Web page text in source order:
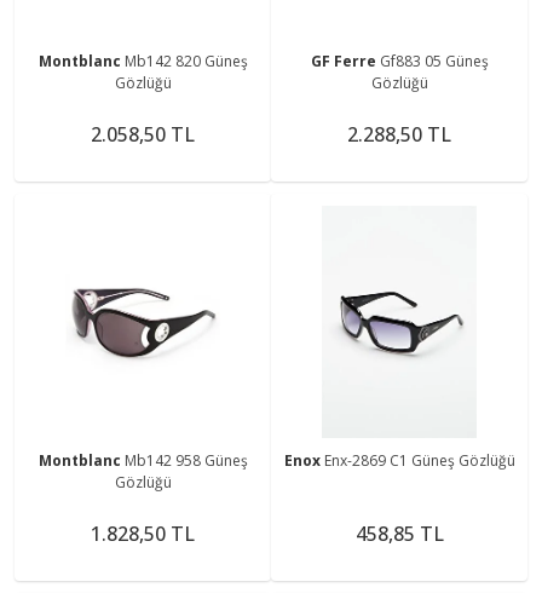
Montblanc Mb142 820 Güneş
Gözlüğü
2.058,50 TL
GF Ferre Gf883 05 Güneş
Gözlüğü
2.288,50 TL
Montblanc Mb142 958 Güneş
Gözlüğü
1.828,50 TL
Enox Enx-2869 C1 Güneş Gözlüğü
458,85 TL